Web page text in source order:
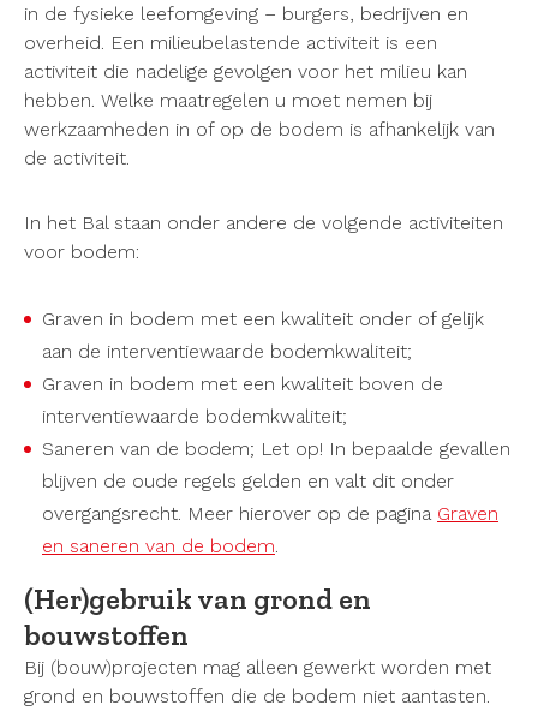
in de fysieke leefomgeving – burgers, bedrijven en
overheid. Een milieubelastende activiteit is een
activiteit die nadelige gevolgen voor het milieu kan
hebben. Welke maatregelen u moet nemen bij
werkzaamheden in of op de bodem is afhankelijk van
de activiteit.
In het Bal staan onder andere de volgende activiteiten
voor bodem:
Graven in bodem met een kwaliteit onder of gelijk
aan de interventiewaarde bodemkwaliteit;
Graven in bodem met een kwaliteit boven de
interventiewaarde bodemkwaliteit;
Saneren van de bodem; Let op! In bepaalde gevallen
blijven de oude regels gelden en valt dit onder
overgangsrecht. Meer hierover op de pagina Graven
en saneren van de bodem.
(Her)gebruik van grond en
bouwstoffen
Bij (bouw)projecten mag alleen gewerkt worden met
grond en bouwstoffen die de bodem niet aantasten.